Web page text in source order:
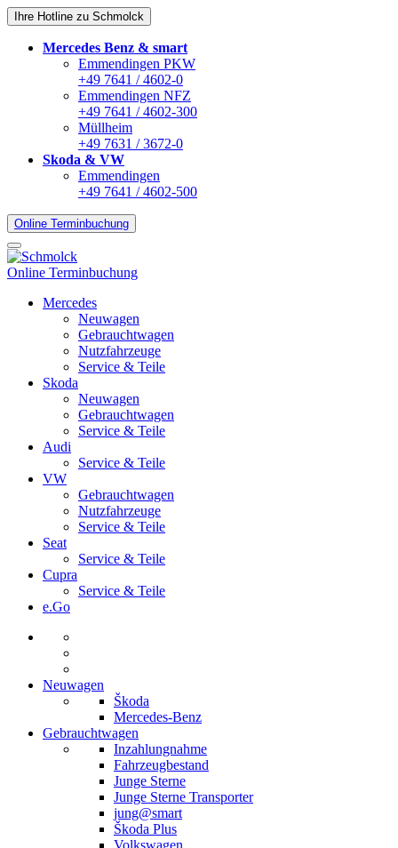
Ihre Hotline zu Schmolck
Mercedes Benz & smart
Emmendingen PKW
+49 7641 / 4602-0
Emmendingen NFZ
+49 7641 / 4602-300
Müllheim
+49 7631 / 3672-0
Skoda & VW
Emmendingen
+49 7641 / 4602-500
Online Terminbuchung
Online Terminbuchung
Mercedes
Neuwagen
Gebrauchtwagen
Nutzfahrzeuge
Service & Teile
Skoda
Neuwagen
Gebrauchtwagen
Service & Teile
Audi
Service & Teile
VW
Gebrauchtwagen
Nutzfahrzeuge
Service & Teile
Seat
Service & Teile
Cupra
Service & Teile
e.Go
Neuwagen
Škoda
Mercedes-Benz
Gebrauchtwagen
Inzahlungnahme
Fahrzeugbestand
Junge Sterne
Junge Sterne Transporter
jung@smart
Škoda Plus
Volkswagen